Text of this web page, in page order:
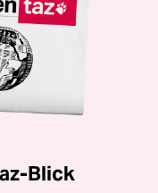
Blick